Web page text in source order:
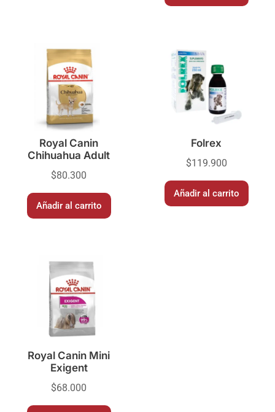
Royal Canin
Chihuahua Adult
$80.300
Añadir al carrito
Folrex
$119.900
Añadir al carrito
Royal Canin Mini
Exigent
$68.000